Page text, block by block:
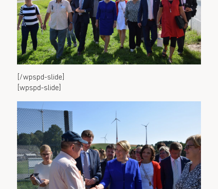
[/wpspd-slide]
[wpspd-slide]